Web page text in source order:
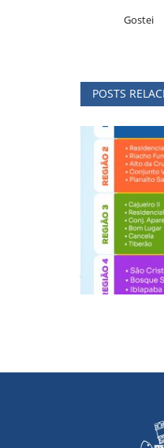
Gostei
POSTS
Nosso bairro
Jun 1, 2025